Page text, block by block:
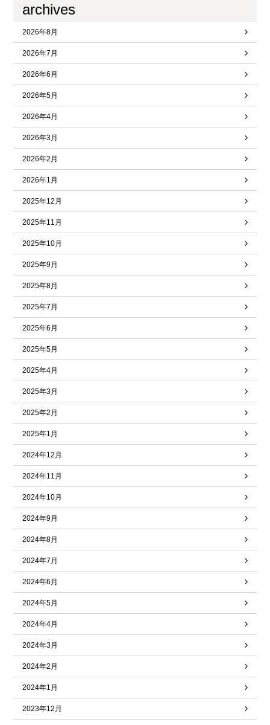
archives
2026年8月
2026年7月
2026年6月
2026年5月
2026年4月
2026年3月
2026年2月
2026年1月
2025年12月
2025年11月
2025年10月
2025年9月
2025年8月
2025年7月
2025年6月
2025年5月
2025年4月
2025年3月
2025年2月
2025年1月
2024年12月
2024年11月
2024年10月
2024年9月
2024年8月
2024年7月
2024年6月
2024年5月
2024年4月
2024年3月
2024年2月
2024年1月
2023年12月